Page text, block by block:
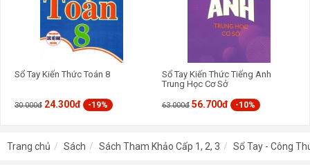
Sổ Tay Kiến Thức Toán 8
30.000đ 24.300đ -19%
Sổ Tay Kiến Thức Tiếng Anh
Trung Học Cơ Sở
63.000đ 56.700đ -10%
Trang chủ Sách Sách Tham Khảo Cấp 1, 2, 3 Sổ Tay - Công